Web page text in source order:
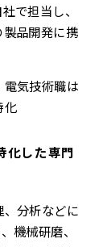
で担当し、
品開発に携
気技術職は
化
化した専門
分析などに
機械研磨、